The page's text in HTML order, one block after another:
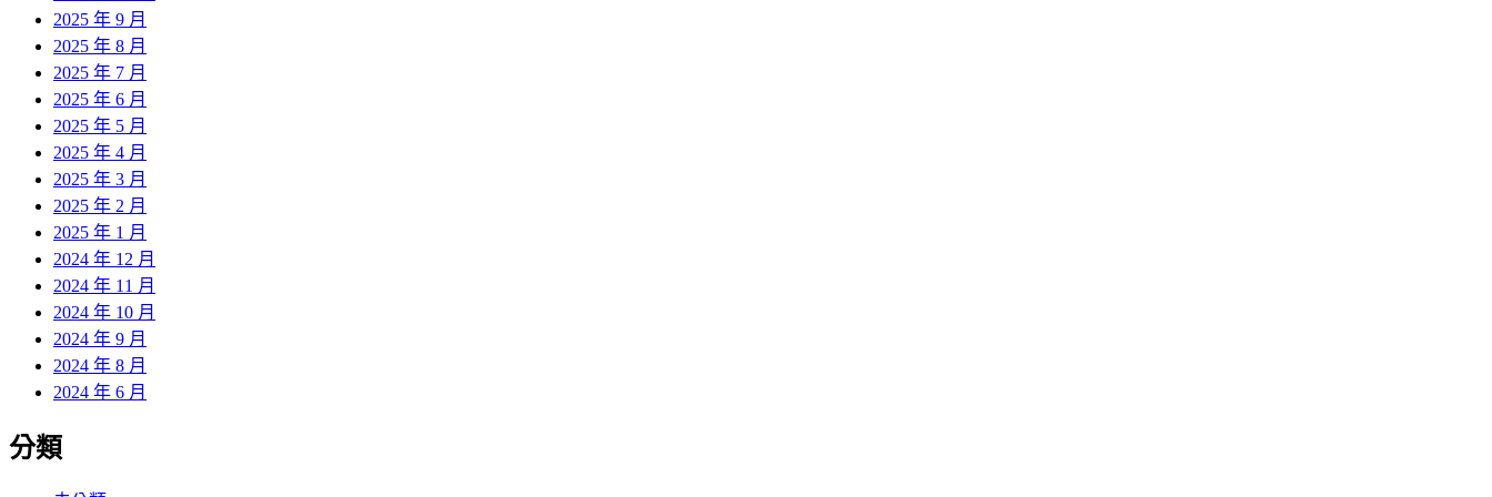
2025 年 9 月
2025 年 8 月
2025 年 7 月
2025 年 6 月
2025 年 5 月
2025 年 4 月
2025 年 3 月
2025 年 2 月
2025 年 1 月
2024 年 12 月
2024 年 11 月
2024 年 10 月
2024 年 9 月
2024 年 8 月
2024 年 6 月
分類